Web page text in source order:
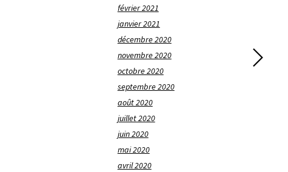
février 2021
janvier 2021
décembre 2020
novembre 2020
octobre 2020
septembre 2020
août 2020
juillet 2020
juin 2020
mai 2020
avril 2020